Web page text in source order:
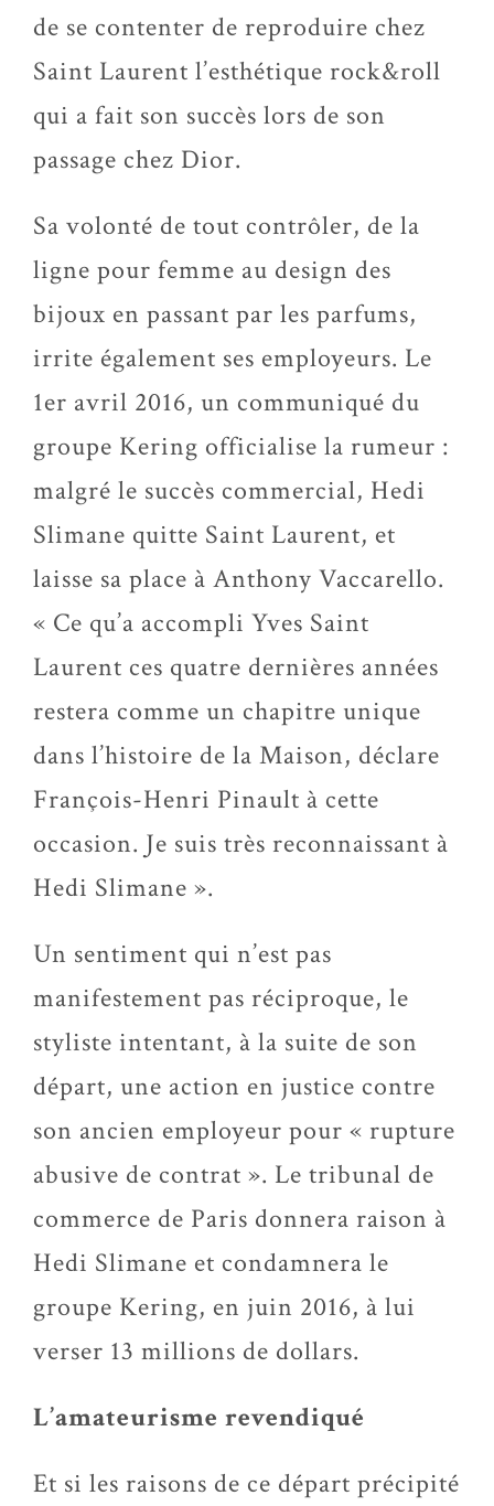
de se contenter de reproduire chez
Saint Laurent l’esthétique rock&roll
qui a fait son succès lors de son
passage chez Dior.
Sa volonté de tout contrôler, de la
ligne pour femme au design des
bijoux en passant par les parfums,
irrite également ses employeurs. Le
1er avril 2016, un communiqué du
groupe Kering officialise la rumeur :
malgré le succès commercial, Hedi
Slimane quitte Saint Laurent, et
laisse sa place à Anthony Vaccarello.
« Ce qu’a accompli Yves Saint
Laurent ces quatre dernières années
restera comme un chapitre unique
dans l’histoire de la Maison, déclare
François-Henri Pinault à cette
occasion. Je suis très reconnaissant à
Hedi Slimane ».
Un sentiment qui n’est pas
manifestement pas réciproque, le
styliste intentant, à la suite de son
départ, une action en justice contre
son ancien employeur pour « rupture
abusive de contrat ». Le tribunal de
commerce de Paris donnera raison à
Hedi Slimane et condamnera le
groupe Kering, en juin 2016, à lui
verser 13 millions de dollars.
L’amateurisme revendiqué
Et si les raisons de ce départ précipité